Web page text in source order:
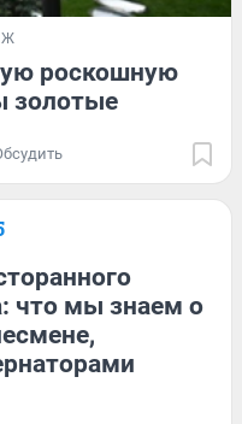
роскошную
золотые
что мы знаем о